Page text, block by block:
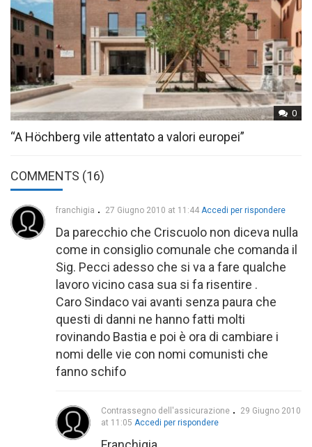
0
“A Höchberg vile attentato a valori europei”
COMMENTS (16)
franchigia 27 Giugno 2010 at 11:44 Accedi per rispondere
Da parecchio che Criscuolo non diceva nulla
come in consiglio comunale che comanda il
Sig. Pecci adesso che si va a fare qualche
lavoro vicino casa sua si fa risentire .
Caro Sindaco vai avanti senza paura che
questi di danni ne hanno fatti molti
rovinando Bastia e poi è ora di cambiare i
nomi delle vie con nomi comunisti che
fanno schifo
Contrassegno dell'assicurazione
29 Giugno 2010
at 11:05 Accedi per rispondere